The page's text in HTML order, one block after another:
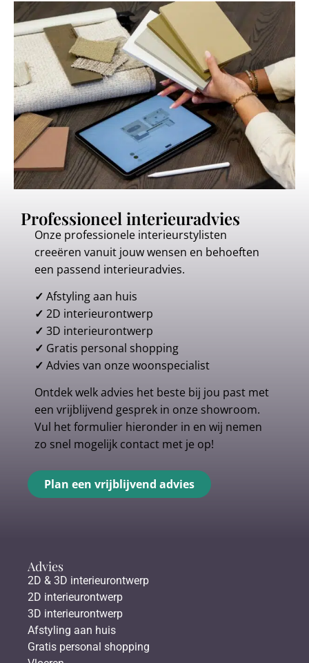
Professioneel interieuradvies
Onze professionele interieurstylisten
creeëren vanuit jouw wensen en behoeften
een passend interieuradvies.
✓ Afstyling aan huis
✓ 2D interieurontwerp
✓ 3D interieurontwerp
✓ Gratis personal shopping
✓ Advies van onze woonspecialist
Ontdek welk advies het beste bij jou past met
een vrijblijvend gesprek in onze showroom.
Vul het formulier hieronder in en wij nemen
zo snel mogelijk contact met je op!
Plan een vrijblijvend advies
Advies
2D & 3D interieurontwerp
2D interieurontwerp
3D interieurontwerp
Afstyling aan huis
Gratis personal shopping